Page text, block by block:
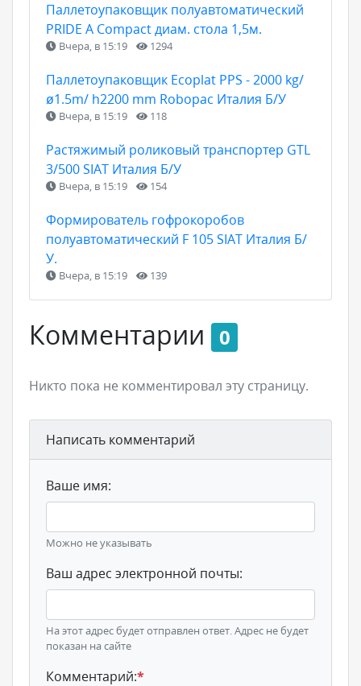
Паллетоупаковщик полуавтоматический
PRIDE A Compact диам. стола 1,5м.
Вчера, в 15:19 1294
Паллетоупаковщик Ecoplat PPS - 2000 kg/
ø1.5m/ h2200 mm Robopac Италия Б/У
Вчера, в 15:19 118
Растяжимый роликовый транспортер GTL
3/500 SIAT Италия Б/У
Вчера, в 15:19 154
Формирователь гофрокоробов
полуавтоматический F 105 SIAT Италия Б/
У.
Вчера, в 15:19 139
Комментарии 0
Никто пока не комментировал эту страницу.
Написать комментарий
Ваше имя:
Можно не указывать
Ваш адрес электронной почты:
На этот адрес будет отправлен ответ. Адрес не будет
показан на сайте
Комментарий:*